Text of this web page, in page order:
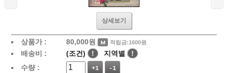
상세보기
상품가 : 80,000원 적립금:1600원
배송비 : (조건) ! 지역별
!
수량 :
+1 -1